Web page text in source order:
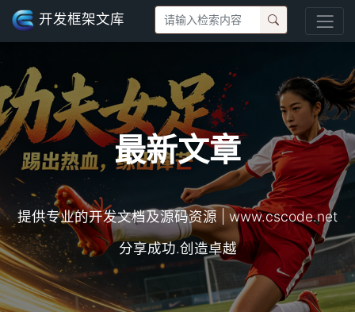
开发框架文库
最新文章
提供专业的开发文档及源码资源 | www.cscode.net
分享成功.创造卓越